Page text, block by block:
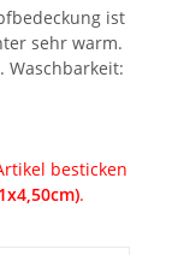
ist
sehr warm.
Waschbarkeit:
besticken
.